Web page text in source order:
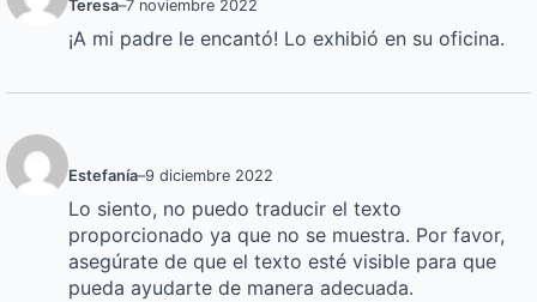
Teresa–7 noviembre 2022
¡A mi padre le encantó! Lo exhibió en su oficina.
Estefanía–9 diciembre 2022
Lo siento, no puedo traducir el texto
proporcionado ya que no se muestra. Por favor,
asegúrate de que el texto esté visible para que
pueda ayudarte de manera adecuada.